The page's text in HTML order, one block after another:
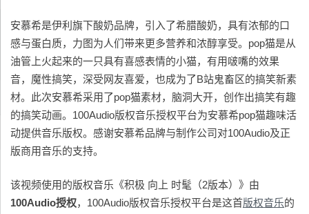
安慕希是伊利旗下酸奶品牌，引入了希腊酸奶，具有浓郁的口
感与蛋白质，力图为人们带来更多营养和浓醇享受。pop猫是从
油管上火起来的一只具有喜感表情的小猫，有用啵嘴的效果
音，魔性搞笑，深受网友喜爱，也成为了B站鬼畜区的搞笑新素
材。此次安慕希采用了pop猫素材，脑洞大开，创作出搞笑有趣
的搞笑动画。100Audio版权音乐授权平台为安慕希pop猫趣味活
动提供音乐版权。感谢安慕希品牌与制作公司对100Audio及正
版商用音乐的支持。
该视频使用的版权音乐《积极 向上 时髦（2版本）》由
100Audio授权，100Audio版权音乐授权平台是这首版权音乐的